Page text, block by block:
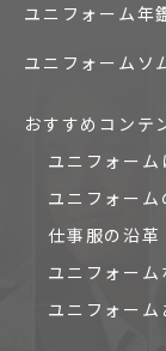
ユニフォーム年
ユニフォームソ
おすすめコンテ
ユニフォー
ユニフォー
仕事服の沿革
ユニフォー
ユニフォー